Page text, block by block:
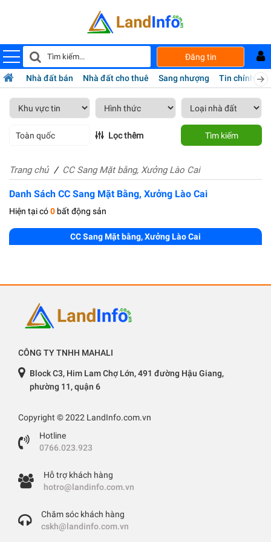
Đăng tin
Nhà đất bán Nhà đất cho thuê Sang nhượng Tin chính chủ
Toàn quốc Lọc thêm Tìm kiếm
Trang chủ CC Sang Mặt bằng, Xưởng Lào Cai
Danh Sách CC Sang Mặt Bằng, Xưởng Lào Cai
Hiện tại có0 bất động sản
CC Sang Mặt bằng, Xưởng Lào Cai
CÔNG TY TNHH MAHALI
Block C3, Him Lam Chợ Lớn, 491 đường Hậu Giang,
phường 11, quận 6
Copyright © 2022 LandInfo.com.vn
Hotline
0766.023.923
Hỗ trợ khách hàng
hotro@landinfo.com.vn
Chăm sóc khách hàng
cskh@landinfo.com.vn